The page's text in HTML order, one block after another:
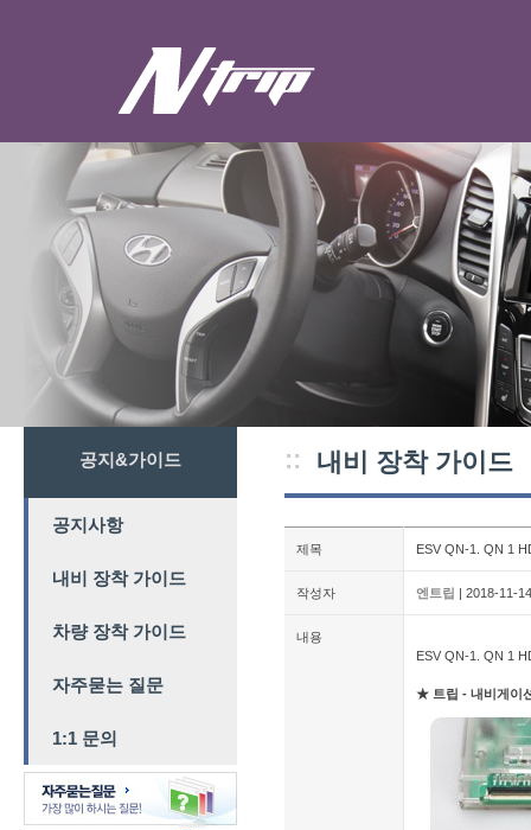
공지&가이드
공지사항
내비 장착 가이드
차량 장착 가이드
자주묻는 질문
1:1 문의
:: 내비 장착 가이드
제목 ESV QN-1. QN 1
작성자 엔트립 | 2018-11-
내용
ESV QN-1. QN 1
★ 트립 - 내비게이